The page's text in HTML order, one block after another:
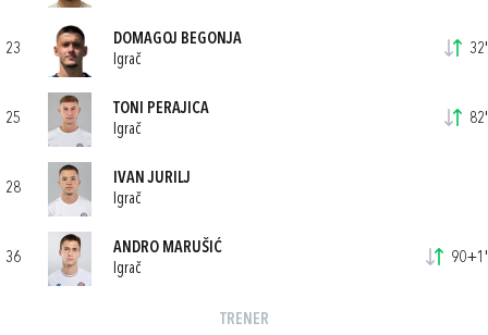
23
DOMAGOJ BEGONJA
Igrač
32'
25
TONI PERAJICA
Igrač
82'
28
IVAN JURILJ
Igrač
36
ANDRO MARUŠIĆ
Igrač
90+1'
TRENER